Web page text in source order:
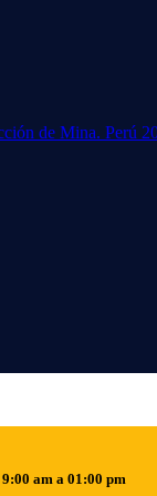
de Mina. Perú
am a 01:00 pm